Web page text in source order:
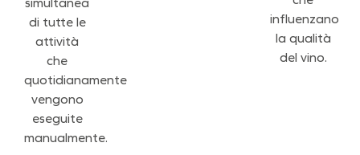
di tutte le
attività
che
quotidianamente
vengono
eseguite
manualmente.
influenzano
la qualità
del vino.